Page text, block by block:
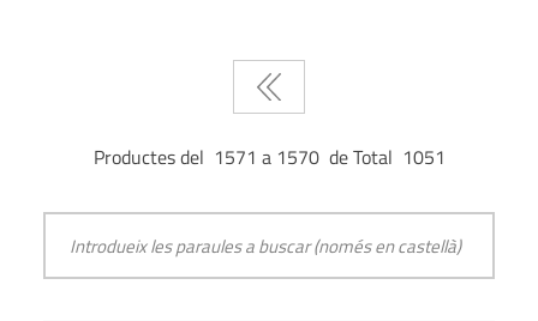
Productes del 1571 a 1570 de Total 1051